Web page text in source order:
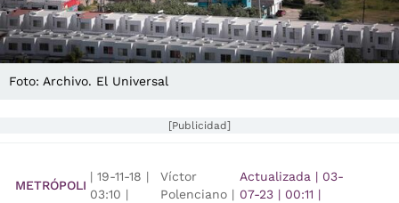
Foto: Archivo. El Universal
[Publicidad]
METRÓPOLI
| 19-11-18 |
03:10 |
Víctor
Polenciano |
Actualizada | 03-
07-23 | 00:11 |